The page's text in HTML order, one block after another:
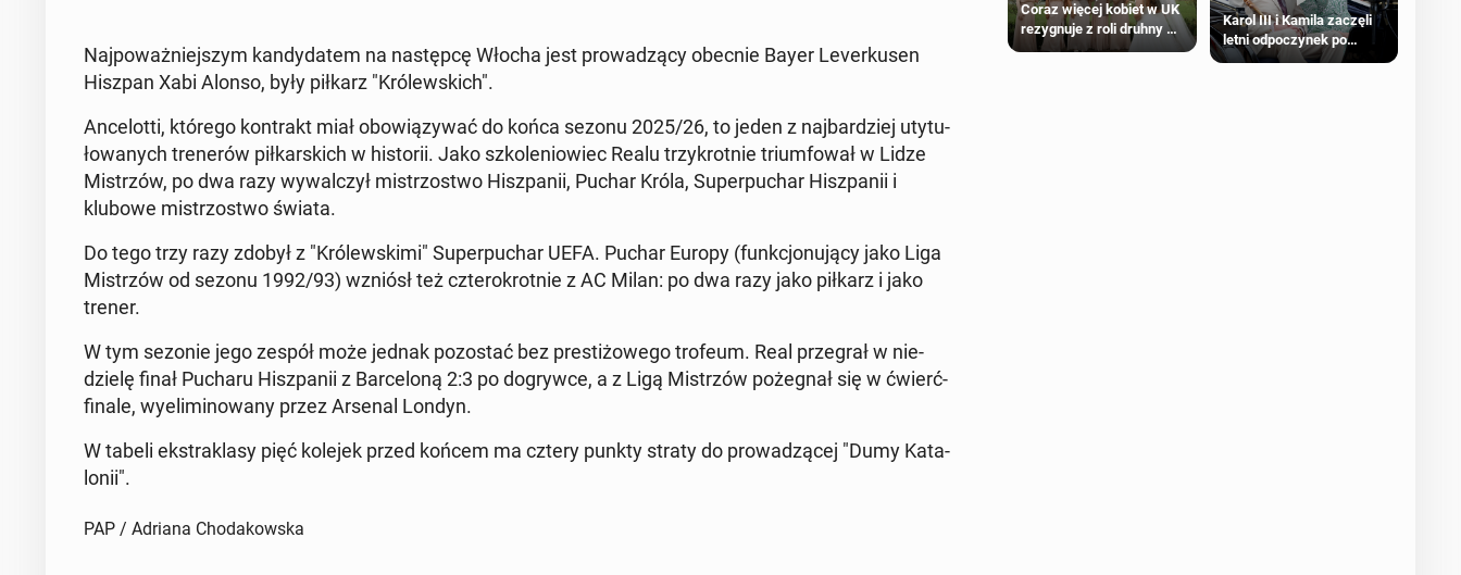
Naj­po­waż­niej­szym kan­dy­da­tem na na­stęp­cę Włocha jest pro­wa­dzą­cy obecnie Bayer Le­ver­ku­sen
Hiszpan Xabi Alonso, były piłkarz "Kró­lew­skich".
An­ce­lot­ti, którego kon­trakt miał obo­wią­zy­wać do końca sezonu 2025/26, to jeden z naj­bar­dziej uty­tu­
ło­wa­nych tre­ne­rów pił­kar­skich w hi­sto­rii. Jako szko­le­nio­wiec Realu trzy­krot­nie trium­fo­wał w Lidze
Mi­strzów, po dwa razy wy­wal­czył mi­strzo­stwo Hisz­pa­nii, Puchar Króla, Su­per­pu­char Hisz­pa­nii i
klubowe mi­strzo­stwo świata.
Do tego trzy razy zdobył z "Kró­lew­ski­mi" Su­per­pu­char UEFA. Puchar Europy (funk­cjo­nu­ją­cy jako Liga
Mi­strzów od sezonu 1992/93) wzniósł też czte­ro­krot­nie z AC Milan: po dwa razy jako piłkarz i jako
trener.
W tym sezonie jego zespół może jednak po­zo­stać bez pre­sti­żo­we­go trofeum. Real prze­grał w nie­
dzie­lę finał Pucharu Hisz­pa­nii z Bar­ce­lo­ną 2:3 po do­gryw­ce, a z Ligą Mi­strzów po­że­gnał się w ćwierć­
fi­na­le, wy­eli­mi­no­wa­ny przez Arsenal Londyn.
W tabeli eks­tra­kla­sy pięć kolejek przed końcem ma cztery punkty straty do pro­wa­dzą­cej "Dumy Ka­ta­
lo­nii".
PAP / Adriana Chodakowska
Coraz więcej kobiet w UK
rezygnuje z roli druhny na
ślubie
Karol III i Kamila zaczęli
letni odpoczynek po
Igrzyskach Wspólnoty w